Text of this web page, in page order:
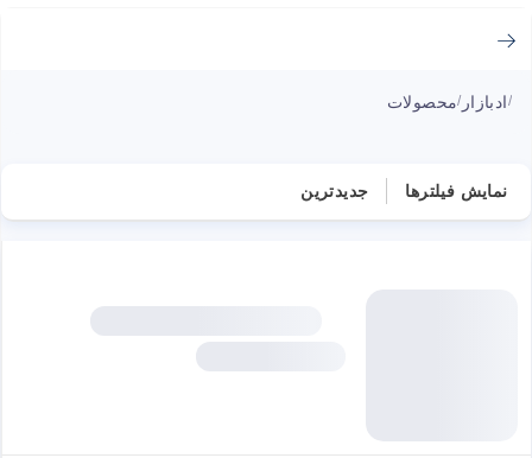
/ادبازار /محصولات
نمایش فیلترها جدیدترین